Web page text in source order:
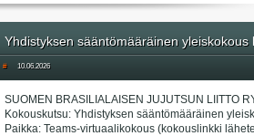
Yhdistyksen sääntömääräinen
# 10.06.2026
SUOMEN BRASILIALAISEN JUJUTSUN LIITTO
Kokouskutsu: Yhdistyksen sääntömääräinen
Paikka: Teams-virtuaalikokous (kokouslinkki